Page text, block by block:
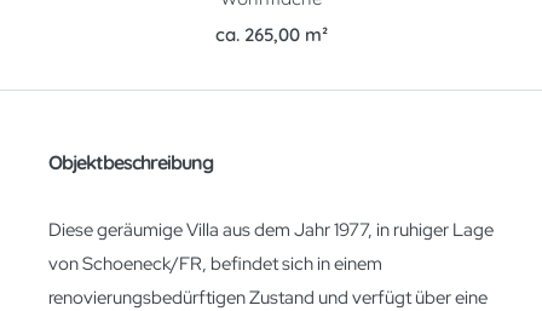
ca. 265,00 m²
Objektbeschreibung
Diese geräumige Villa aus dem Jahr 1977, in ruhiger Lage
von Schoeneck/FR, befindet sich in einem
renovierungsbedürftigen Zustand und verfügt über eine